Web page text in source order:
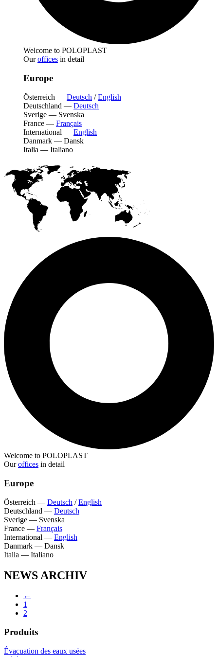
Welcome to POLOPLAST
Ouroffices in detail
Europe
Österreich — Deutsch /English
Deutschland — Deutsch
Sverige — Svenska
France — Français
International — English
Danmark — Dansk
Italia — Italiano
Welcome to POLOPLAST
Ouroffices in detail
Europe
Österreich — Deutsch /English
Deutschland — Deutsch
Sverige — Svenska
France — Français
International — English
Danmark — Dansk
Italia — Italiano
NEWS ARCHIV
←
1
2
Produits
Évacuation des eaux usées